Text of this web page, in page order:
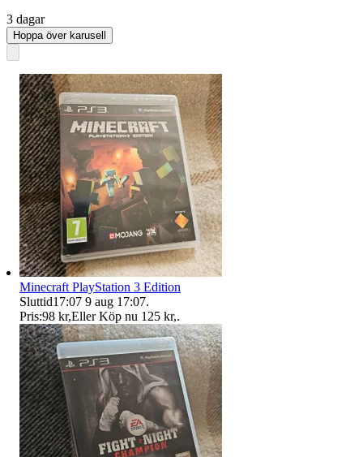
3 dagar
Hoppa över karusell
Minecraft PlayStation 3 Edition
Sluttid17:07 9 aug 17:07.
Pris:98 kr,Eller Köp nu 125 kr,.